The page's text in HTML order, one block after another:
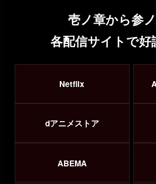
壱ノ章から参
各配信サイトで好
Netflix
dアニメストア
ABEMA